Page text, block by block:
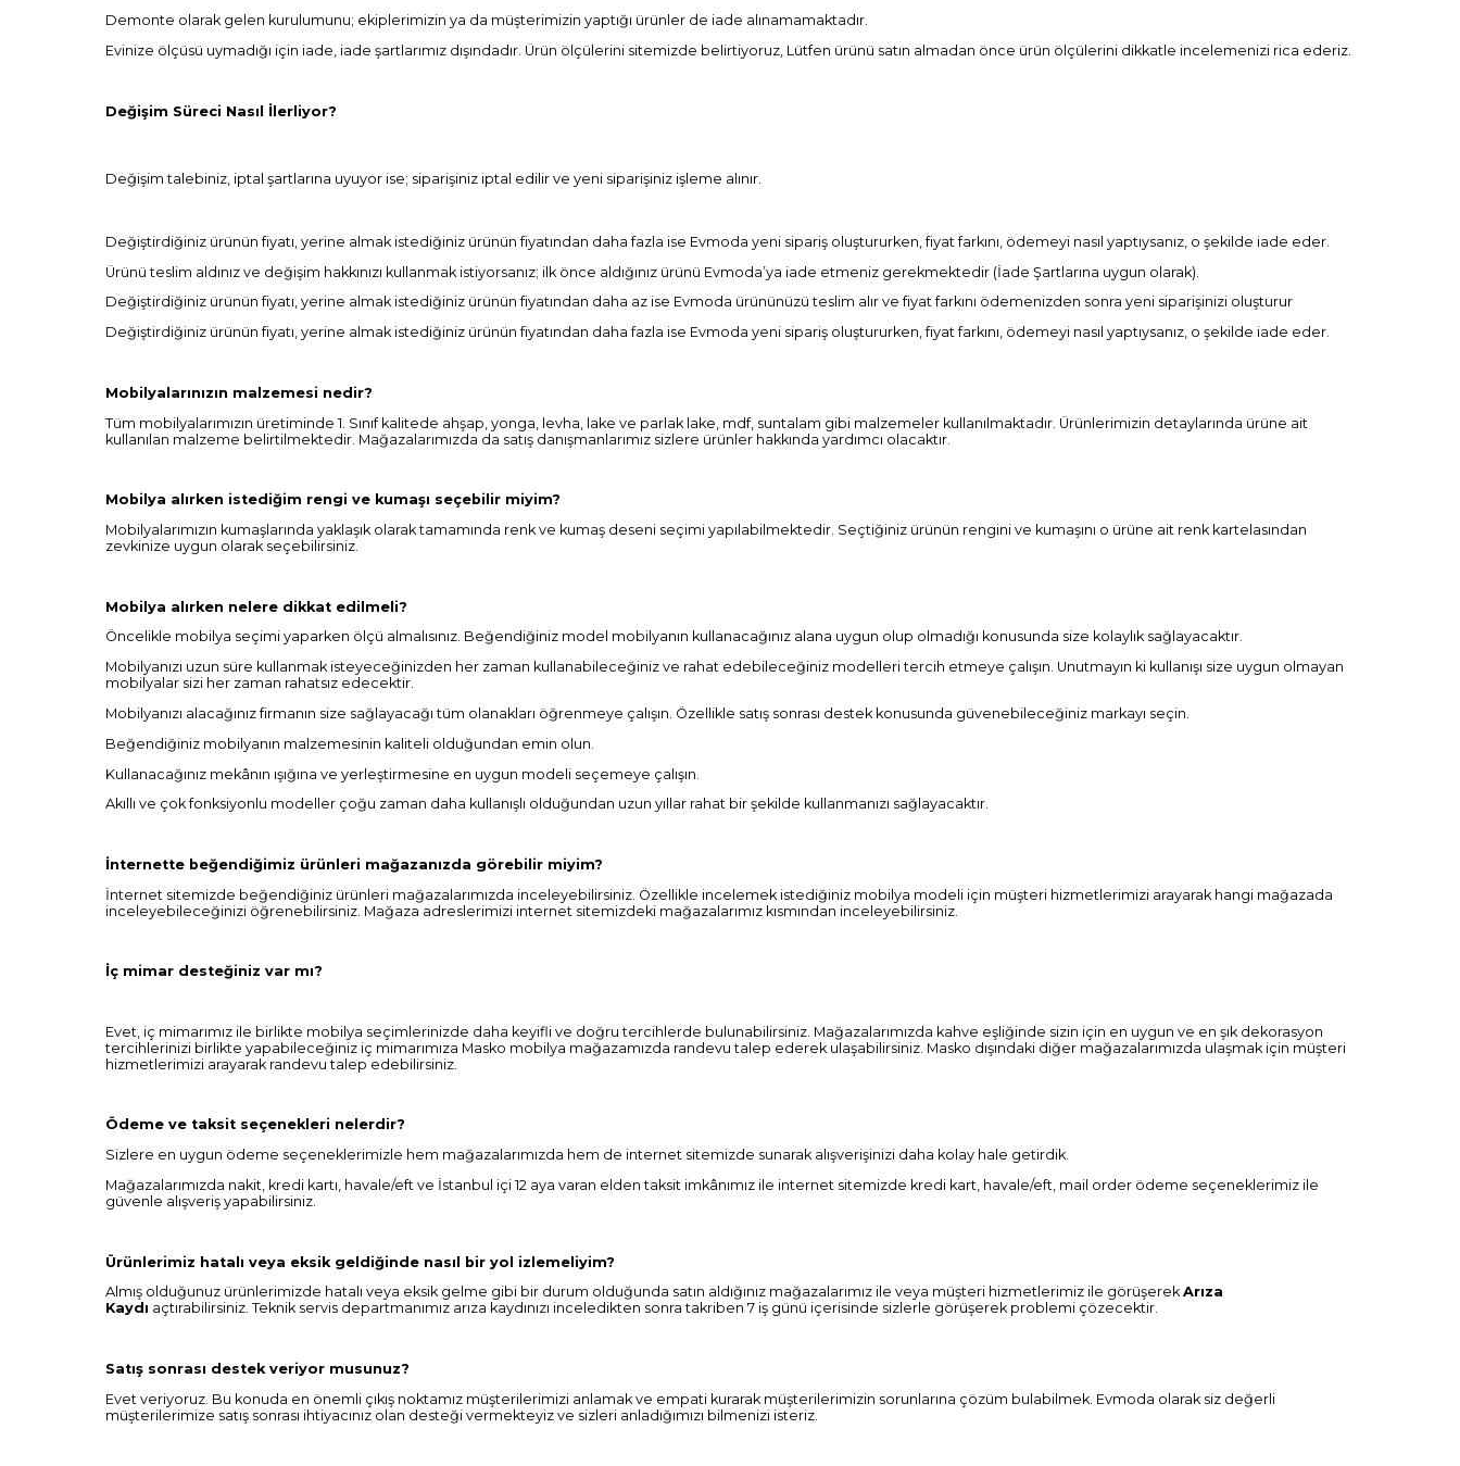
Demonte olarak gelen kurulumunu; ekiplerimizin ya da müşterimizin yaptığı ürünler de iade alınamamaktadır.
Evinize ölçüsü uymadığı için iade, iade şartlarımız dışındadır. Ürün ölçülerini sitemizde belirtiyoruz, Lütfen ürünü satın almadan önce ürün ölçülerini dikkatle incelemenizi rica ederiz.
Değişim Süreci Nasıl İlerliyor?
Değişim talebiniz, iptal şartlarına uyuyor ise; siparişiniz iptal edilir ve yeni siparişiniz işleme alınır.
Değiştirdiğiniz ürünün fiyatı, yerine almak istediğiniz ürünün fiyatından daha fazla ise Evmoda yeni sipariş oluştururken, fiyat farkını, ödemeyi nasıl yaptıysanız, o şekilde iade eder.
Ürünü teslim aldınız ve değişim hakkınızı kullanmak istiyorsanız; ilk önce aldığınız ürünü Evmoda’ya iade etmeniz gerekmektedir (İade Şartlarına uygun olarak).
Değiştirdiğiniz ürünün fiyatı, yerine almak istediğiniz ürünün fiyatından daha az ise Evmoda ürününüzü teslim alır ve fiyat farkını ödemenizden sonra yeni siparişinizi oluşturur
Değiştirdiğiniz ürünün fiyatı, yerine almak istediğiniz ürünün fiyatından daha fazla ise Evmoda yeni sipariş oluştururken, fiyat farkını, ödemeyi nasıl yaptıysanız, o şekilde iade eder.
Mobilyalarınızın malzemesi nedir?
Tüm mobilyalarımızın üretiminde 1. Sınıf kalitede ahşap, yonga, levha, lake ve parlak lake, mdf, suntalam gibi malzemeler kullanılmaktadır. Ürünlerimizin detaylarında ürüne ait
kullanılan malzeme belirtilmektedir. Mağazalarımızda da satış danışmanlarımız sizlere ürünler hakkında yardımcı olacaktır.
Mobilya alırken istediğim rengi ve kumaşı seçebilir miyim?
Mobilyalarımızın kumaşlarında yaklaşık olarak tamamında renk ve kumaş deseni seçimi yapılabilmektedir. Seçtiğiniz ürünün rengini ve kumaşını o ürüne ait renk kartelasından
zevkinize uygun olarak seçebilirsiniz.
Mobilya alırken nelere dikkat edilmeli?
Öncelikle mobilya seçimi yaparken ölçü almalısınız. Beğendiğiniz model mobilyanın kullanacağınız alana uygun olup olmadığı konusunda size kolaylık sağlayacaktır.
Mobilyanızı uzun süre kullanmak isteyeceğinizden her zaman kullanabileceğiniz ve rahat edebileceğiniz modelleri tercih etmeye çalışın. Unutmayın ki kullanışı size uygun olmayan
mobilyalar sizi her zaman rahatsız edecektir.
Mobilyanızı alacağınız firmanın size sağlayacağı tüm olanakları öğrenmeye çalışın. Özellikle satış sonrası destek konusunda güvenebileceğiniz markayı seçin.
Beğendiğiniz mobilyanın malzemesinin kaliteli olduğundan emin olun.
Kullanacağınız mekânın ışığına ve yerleştirmesine en uygun modeli seçemeye çalışın.
Akıllı ve çok fonksiyonlu modeller çoğu zaman daha kullanışlı olduğundan uzun yıllar rahat bir şekilde kullanmanızı sağlayacaktır.
İnternette beğendiğimiz ürünleri mağazanızda görebilir miyim?
İnternet sitemizde beğendiğiniz ürünleri mağazalarımızda inceleyebilirsiniz. Özellikle incelemek istediğiniz mobilya modeli için müşteri hizmetlerimizi arayarak hangi mağazada
inceleyebileceğinizi öğrenebilirsiniz. Mağaza adreslerimizi internet sitemizdeki mağazalarımız kısmından inceleyebilirsiniz.
İç mimar desteğiniz var mı?
Evet, iç mimarımız ile birlikte mobilya seçimlerinizde daha keyifli ve doğru tercihlerde bulunabilirsiniz. Mağazalarımızda kahve eşliğinde sizin için en uygun ve en şık dekorasyon
tercihlerinizi birlikte yapabileceğiniz iç mimarımıza Masko mobilya mağazamızda randevu talep ederek ulaşabilirsiniz. Masko dışındaki diğer mağazalarımızda ulaşmak için müşteri
hizmetlerimizi arayarak randevu talep edebilirsiniz.
Ödeme ve taksit seçenekleri nelerdir?
Sizlere en uygun ödeme seçeneklerimizle hem mağazalarımızda hem de internet sitemizde sunarak alışverişinizi daha kolay hale getirdik.
Mağazalarımızda nakit, kredi kartı, havale/eft ve İstanbul içi 12 aya varan elden taksit imkânımız ile internet sitemizde kredi kart, havale/eft, mail order ödeme seçeneklerimiz ile
güvenle alışveriş yapabilirsiniz.
Ürünlerimiz hatalı veya eksik geldiğinde nasıl bir yol izlemeliyim?
Almış olduğunuz ürünlerimizde hatalı veya eksik gelme gibi bir durum olduğunda satın aldığınız mağazalarımız ile veya müşteri hizmetlerimiz ile görüşerekArıza
Kaydı açtırabilirsiniz. Teknik servis departmanımız arıza kaydınızı inceledikten sonra takriben 7 iş günü içerisinde sizlerle görüşerek problemi çözecektir.
Satış sonrası destek veriyor musunuz?
Evet veriyoruz. Bu konuda en önemli çıkış noktamız müşterilerimizi anlamak ve empati kurarak müşterilerimizin sorunlarına çözüm bulabilmek. Evmoda olarak siz değerli
müşterilerimize satış sonrası ihtiyacınız olan desteği vermekteyiz ve sizleri anladığımızı bilmenizi isteriz.